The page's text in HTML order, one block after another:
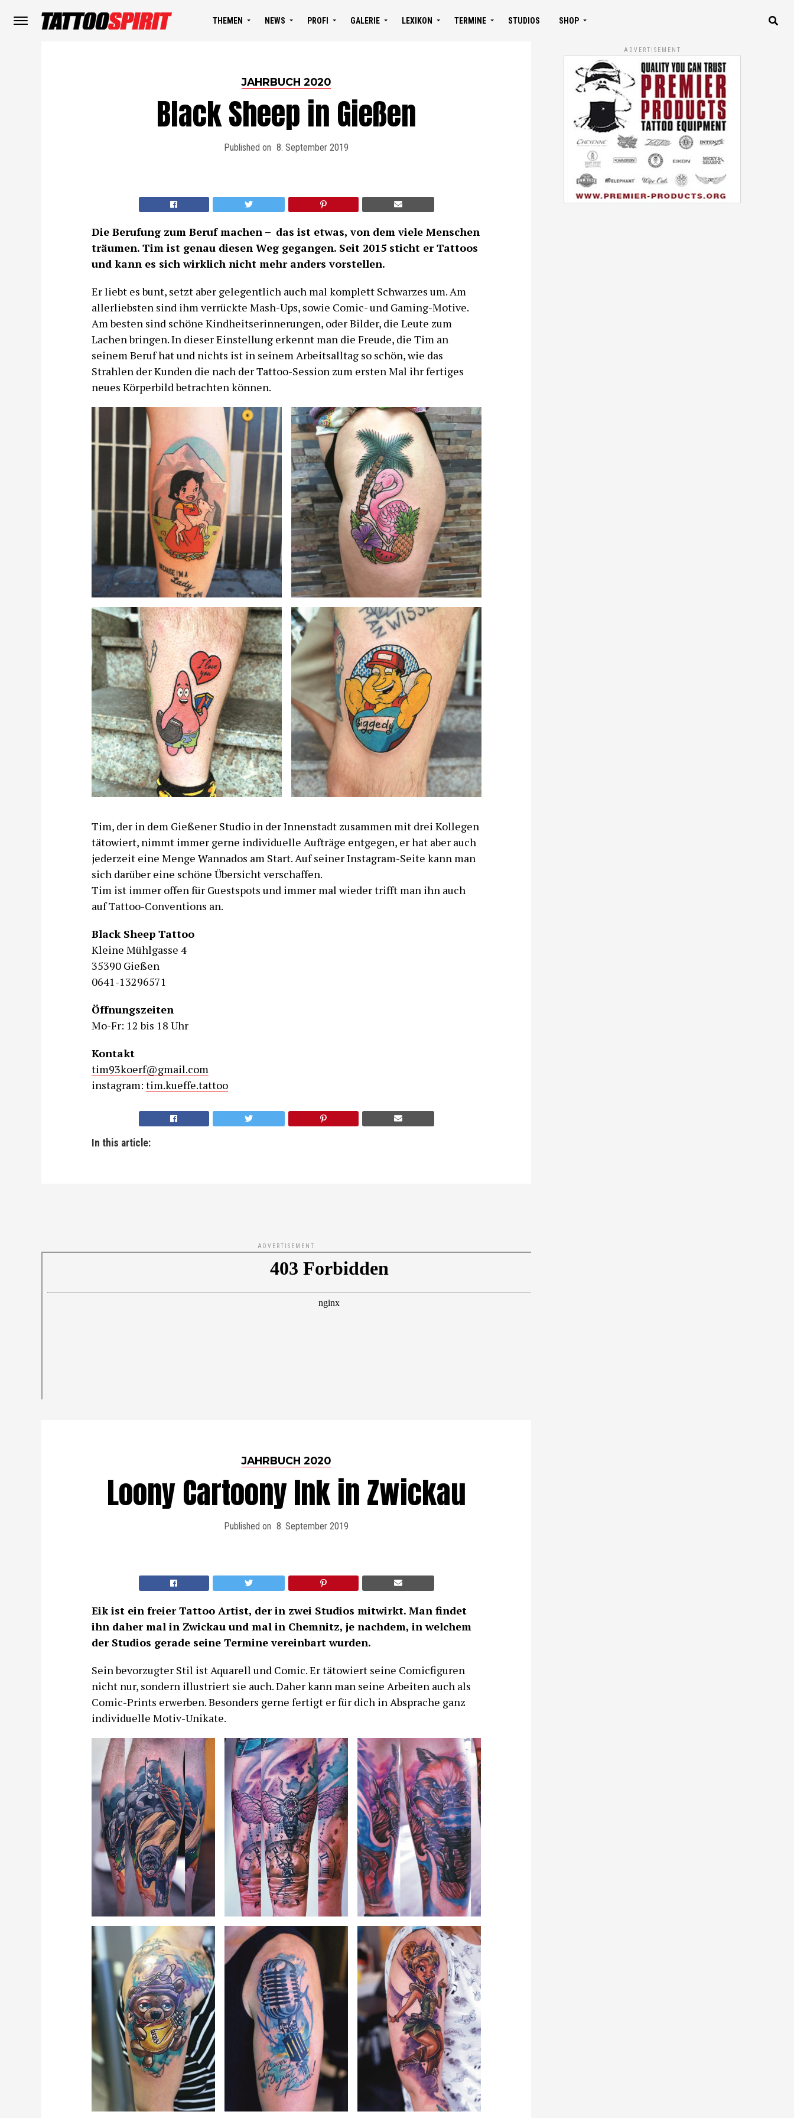
THEMEN NEWS PROFI GALERIE LEXIKON TERMINE STUDIOS SHOP
JAHRBUCH 2020
Black Sheep in Gießen
Published on 8. September 2019
Die Berufung zum Beruf machen – das ist etwas, von dem viele Menschen
träumen. Tim ist genau diesen Weg gegangen. Seit 2015 sticht er Tattoos
und kann es sich wirklich nicht mehr anders vorstellen.
Er liebt es bunt, setzt aber gelegentlich auch mal komplett Schwarzes um. Am
allerliebsten sind ihm verrückte Mash-Ups, sowie Comic- und Gaming-Motive.
Am besten sind schöne Kindheitserinnerungen, oder Bilder, die Leute zum
Lachen bringen. In dieser Einstellung erkennt man die Freude, die Tim an
seinem Beruf hat und nichts ist in seinem Arbeitsalltag so schön, wie das
Strahlen der Kunden die nach der Tattoo-Session zum ersten Mal ihr fertiges
neues Körperbild betrachten können.
Tim, der in dem Gießener Studio in der Innenstadt zusammen mit drei Kollegen
tätowiert, nimmt immer gerne individuelle Aufträge entgegen, er hat aber auch
jederzeit eine Menge Wannados am Start. Auf seiner Instagram-Seite kann man
sich darüber eine schöne Übersicht verschaffen.
Tim ist immer offen für Guestspots und immer mal wieder trifft man ihn auch
auf Tattoo-Conventions an.
Black Sheep Tattoo
Kleine Mühlgasse 4
35390 Gießen
0641-13296571
Öffnungszeiten
Mo-Fr: 12 bis 18 Uhr
Kontakt
tim93koerf@gmail.com
instagram: tim.kueffe.tattoo
In this article:
ADVERTISEMENT
JAHRBUCH 2020
Loony Cartoony Ink in Zwickau
Published on 8. September 2019
Eik ist ein freier Tattoo Artist, der in zwei Studios mitwirkt. Man findet
ihn daher mal in Zwickau und mal in Chemnitz, je nachdem, in welchem
der Studios gerade seine Termine vereinbart wurden.
Sein bevorzugter Stil ist Aquarell und Comic. Er tätowiert seine Comicfiguren
nicht nur, sondern illustriert sie auch. Daher kann man seine Arbeiten auch als
Comic-Prints erwerben. Besonders gerne fertigt er für dich in Absprache ganz
individuelle Motiv-Unikate.
ADVERTISEMENT